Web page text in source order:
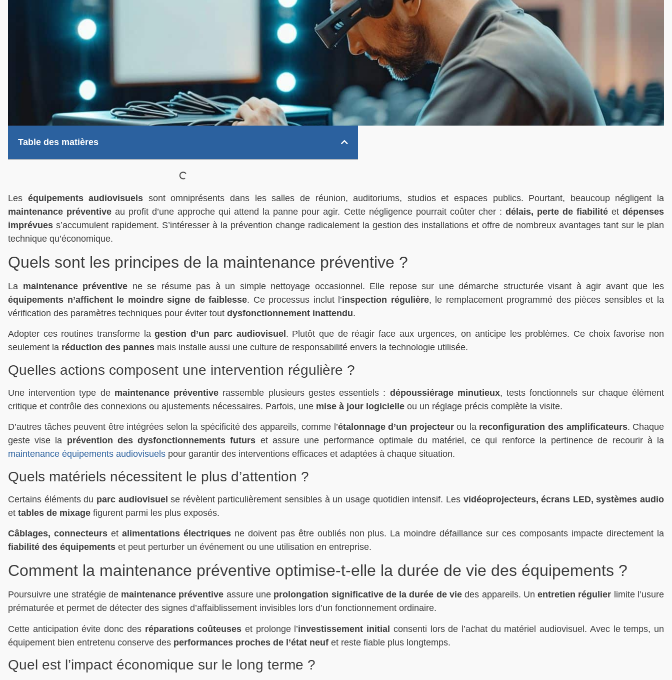
Table des matières
Les équipements audiovisuels sont omniprésents dans les salles de réunion, auditoriums, studios et espaces publics. Pourtant, beaucoup négligent la
maintenance préventive au profit d’une approche qui attend la panne pour agir. Cette négligence pourrait coûter cher : délais, perte de fiabilitéetdépenses
imprévues s’accumulent rapidement. S’intéresser à la prévention change radicalement la gestion des installations et offre de nombreux avantages tant sur le plan
technique qu’économique.
Quels sont les principes de la maintenance préventive ?
La maintenance préventive ne se résume pas à un simple nettoyage occasionnel. Elle repose sur une démarche structurée visant à agir avant que les
équipements n’affichent le moindre signe de faiblesse. Ce processus inclut l’inspection régulière, le remplacement programmé des pièces sensibles et la
vérification des paramètres techniques pour éviter tout dysfonctionnement inattendu.
Adopter ces routines transforme lagestion d’un parc audiovisuel . Plutôt que de réagir face aux urgences, on anticipe les problèmes. Ce choix favorise non
seulement la réduction des pannes mais installe aussi une culture de responsabilité envers la technologie utilisée.
Quelles actions composent une intervention régulière ?
Une intervention type de maintenance préventive rassemble plusieurs gestes essentiels : dépoussiérage minutieux, tests fonctionnels sur chaque élément
critique et contrôle des connexions ou ajustements nécessaires. Parfois, une mise à jour logicielle ou un réglage précis complète la visite.
D’autres tâches peuvent être intégrées selon la spécificité des appareils, comme l’étalonnage d’un projecteurou la reconfiguration des amplificateurs. Chaque
geste vise la prévention des dysfonctionnements futurs et assure une performance optimale du matériel, ce qui renforce la pertinence de recourir à la
maintenance équipements audiovisuels pour garantir des interventions efficaces et adaptées à chaque situation.
Quels matériels nécessitent le plus d’attention ?
Certains éléments du parc audiovisuel se révèlent particulièrement sensibles à un usage quotidien intensif. Les vidéoprojecteurs, écrans LED, systèmes audio
et tables de mixage figurent parmi les plus exposés.
Câblages, connecteurset alimentations électriquesne doivent pas être oubliés non plus. La moindre défaillance sur ces composants impacte directement la
fiabilité des équipements et peut perturber un événement ou une utilisation en entreprise.
Comment la maintenance préventive optimise-t-elle la durée de vie des équipements ?
Poursuivre une stratégie de maintenance préventive assure une prolongation significative de la durée de vie des appareils. Unentretien régulier limite l’usure
prématurée et permet de détecter des signes d’affaiblissement invisibles lors d’un fonctionnement ordinaire.
Cette anticipation évite donc des réparations coûteuses et prolonge l’investissement initial consenti lors de l’achat du matériel audiovisuel. Avec le temps, un
équipement bien entretenu conserve des performances proches de l’état neuf et reste fiable plus longtemps.
Quel est l’impact économique sur le long terme ?